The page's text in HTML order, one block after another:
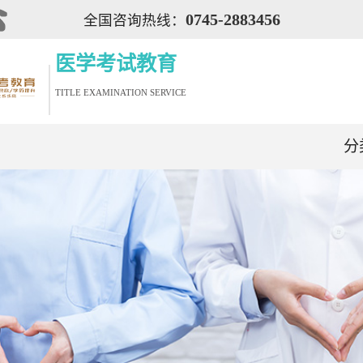
全国咨询热线： 0745-2883456
医学考试教育
TITLE EXAMINATION SERVICE
分